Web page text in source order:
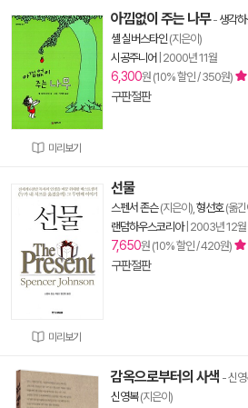
미리보기
아낌없이 주는 나무- 생각하
셸 실버스타인 (지은이)
시공주니어 2000년 11월
6,300원 (10% 할인 / 350원)
구판절판
미리보기
선물
스펜서 존슨(지은이), 형선호(옮긴
랜덤하우스코리아| 2003년 12월
7,650원 (10% 할인 / 420원)
구판절판
감옥으로부터의 사색 - 신
신영복(지은이)